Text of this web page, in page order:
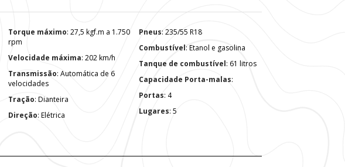
Torque máximo: 27,5 kgf.m a 1.750
rpm
Velocidade máxima : 202 km/h
Transmissão: Automática de 6
velocidades
Tração : Dianteira
Direção : Elétrica
Pneus : 235/55 R18
Combustível : Etanol e gasolina
Tanque de combustível : 61 litros
Capacidade Porta-malas:
Portas : 4
Lugares : 5